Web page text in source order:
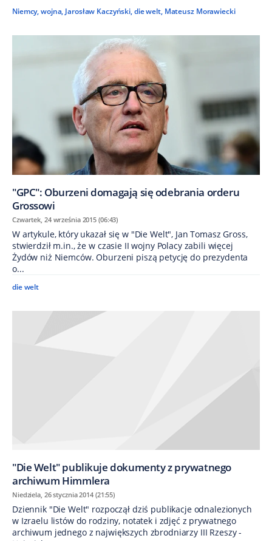
Niemcy,wojna, Jarosław Kaczyński,die welt, Mateusz Morawiecki
​"GPC": Oburzeni domagają się odebrania orderu
Grossowi
Czwartek, 24 września 2015 (06:43)
W artykule, który ukazał się w "Die Welt", Jan Tomasz Gross,
stwierdził m.in., że w czasie II wojny Polacy zabili więcej
Żydów niż Niemców. Oburzeni piszą petycję do prezydenta
o...
die welt
"Die Welt" publikuje dokumenty z prywatnego
archiwum Himmlera
Niedziela, 26 stycznia 2014 (21:55)
Dziennik "Die Welt" rozpoczął dziś publikacje odnalezionych
w Izraelu listów do rodziny, notatek i zdjęć z prywatnego
archiwum jednego z największych zbrodniarzy III Rzeszy -